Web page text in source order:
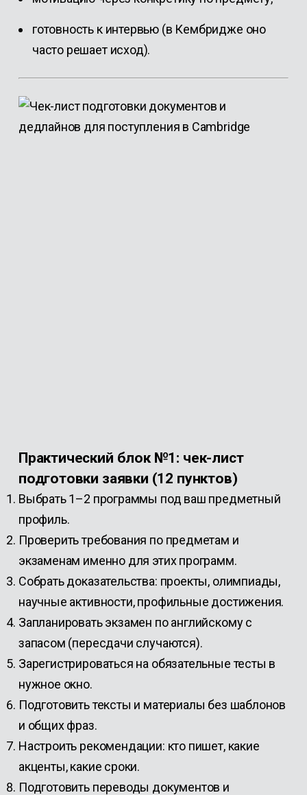
готовность к интервью (в Кембридже оно
часто решает исход).
Практический блок №1: чек-лист
подготовки заявки (12 пунктов)
Выбрать 1–2 программы под ваш предметный
профиль.
Проверить требования по предметам и
экзаменам именно для этих программ.
Собрать доказательства: проекты, олимпиады,
научные активности, профильные достижения.
Запланировать экзамен по английскому с
запасом (пересдачи случаются).
Зарегистрироваться на обязательные тесты в
нужное окно.
Подготовить тексты и материалы без шаблонов
и общих фраз.
Настроить рекомендации: кто пишет, какие
акценты, какие сроки.
Подготовить переводы документов и